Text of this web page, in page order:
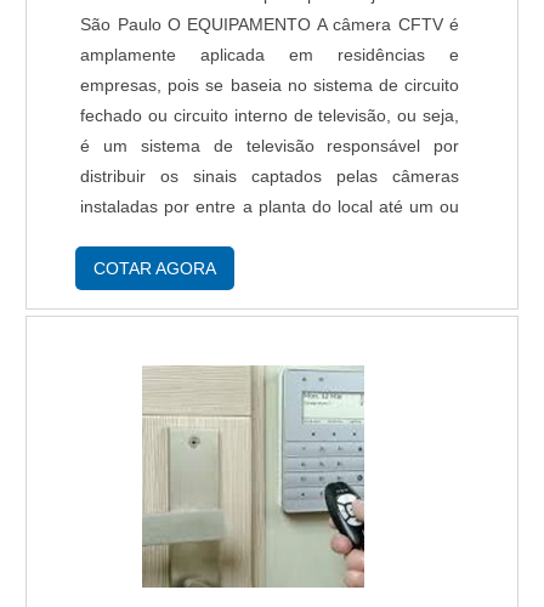
São Paulo O EQUIPAMENTO A câmera CFTV é
amplamente aplicada em residências e
empresas, pois se baseia no sistema de circuito
fechado ou circuito interno de televisão, ou seja,
é um sistema de televisão responsável por
distribuir os sinais captados pelas câmeras
instaladas por entre a planta do local até um ou
VANTAGENS DO SISTEMA Com o uso da
COTAR AGORA